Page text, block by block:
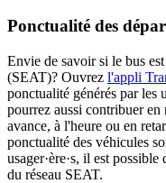
Ponctualité des
Envie de savoir si le bus
(SEAT)? Ouvrez l'appli
ponctualité générés par les
pourrez aussi contribuer
avance, à l'heure ou en
ponctualité des véhicules
usager·ère·s, il est
du réseau SEAT.